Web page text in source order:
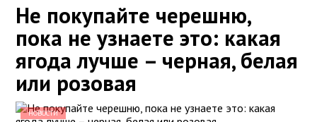
Не покупайте черешню,
пока не узнаете это: какая
ягода лучше – черная, белая
или розовая
НОВОСТИ